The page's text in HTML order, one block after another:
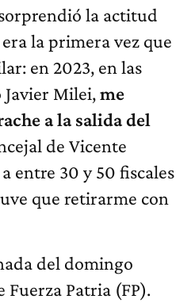
la actitud
la primera vez que
en 2023, en las
Javier Milei,me
a la salida del
de Vicente
entre 30 y 50 fiscales
que retirarme con
del domingo
Fuerza Patria (FP).